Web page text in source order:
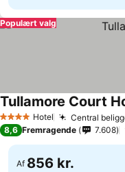
Populært valg
4 StjernerHotel Central
Tullamore Court
8,6 Fremragende 7.608
Af 856 kr.